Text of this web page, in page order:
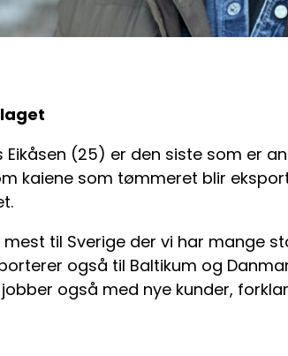
Eikåsen (25) er den siste som er
kaiene som tømmeret blir
til Sverige der vi har mange
også til Baltikum og
også med nye kunder,